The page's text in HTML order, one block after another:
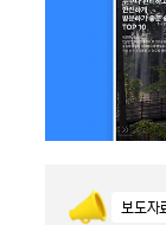
보도자